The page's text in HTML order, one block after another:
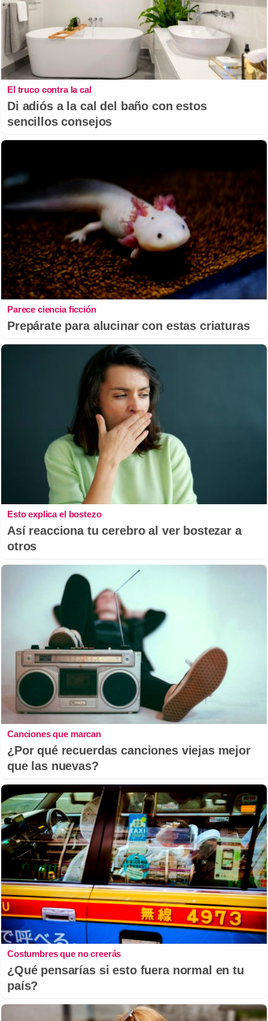
El truco contra la cal
Di adiós a la cal del baño con estos
sencillos consejos
Parece ciencia ficción
Prepárate para alucinar con estas criaturas
Esto explica el bostezo
Así reacciona tu cerebro al ver bostezar a
otros
Canciones que marcan
¿Por qué recuerdas canciones viejas mejor
que las nuevas?
Costumbres que no creerás
¿Qué pensarías si esto fuera normal en tu
país?